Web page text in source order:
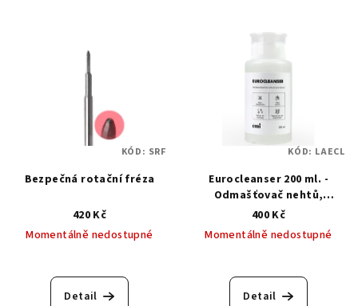
Bezpečná rotační fréza
420 Kč
Momentálně nedostupné
Detail
KÓD: SRF
Eurocleanser 200 ml. -
Odmašťovač nehtů,
odstraňovač výpotku
400 Kč
Momentálně nedostupné
hodnocení
produktu
Detail
KÓD: LAECL